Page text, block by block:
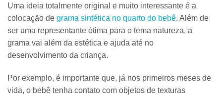
Uma ideia totalmente original e muito interessante é a
colocação de grama sintética no quarto do bebê. Além de
ser uma representante ótima para o tema natureza, a
grama vai além da estética e ajuda até no
desenvolvimento da criança.
Por exemplo, é importante que, já nos primeiros meses de
vida, o bebê tenha contato com objetos de texturas